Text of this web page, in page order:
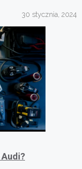
30 stycznia, 2024